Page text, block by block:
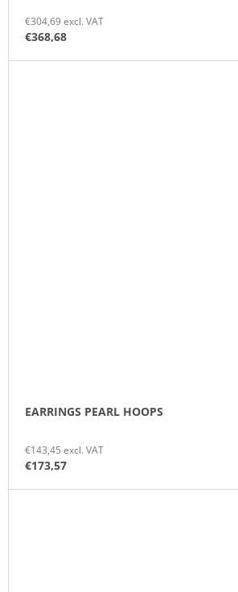
€304,69 excl. VAT
€368,68
EARRINGS PEARL HOOPS
€143,45 excl. VAT
€173,57